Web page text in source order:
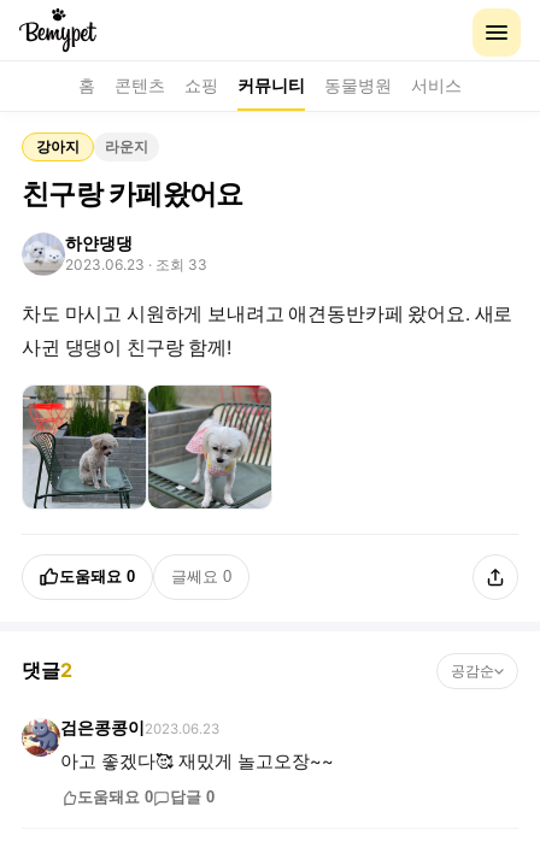
홈 콘텐츠 쇼핑 커뮤니티 동물병원 서비스
강아지 라운지
친구랑 카페왔어요
하얀댕댕
2023.06.23 · 조회 33
차도 마시고 시원하게 보내려고 애견동반카페 왔어요. 새로
사귄 댕댕이 친구랑 함께!
도움돼요 0 글쎄요 0
댓글2 공감순
검은콩콩이 2023.06.23
아고 좋겠다🥰 재밌게 놀고오장~~
도움돼요 0 답글 0